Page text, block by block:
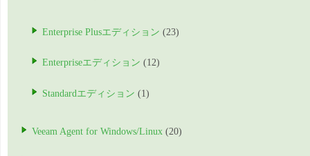
Enterprise Plusエディション (23)
Enterpriseエディション (12)
Standardエディション (1)
Veeam Agent for Windows/Linux (20)